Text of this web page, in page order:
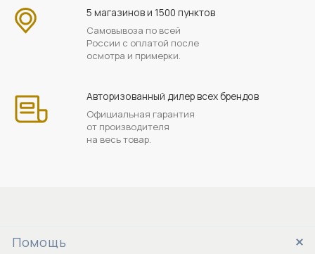
5 магазинов и 1500 пунктов
Самовывоза по всей
России с оплатой после
осмотра и примерки.
Авторизованный дилер всех брендов
Официальная гарантия
от производителя
на весь товар.
Помощь